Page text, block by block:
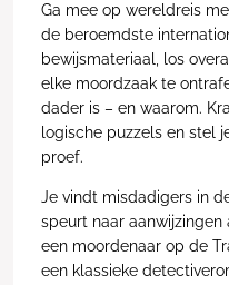
Ga mee op wereldreis
de beroemdste
bewijsmateriaal, los
elke moordzaak te
dader is – en waarom.
logische puzzels en stel
proef.
Je vindt misdadigers in
speurt naar aanwijzingen
een moordenaar op de
een klassieke